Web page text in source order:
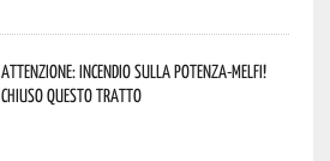
Attenzione: incendio sulla Potenza-Melfi!
Chiuso questo tratto